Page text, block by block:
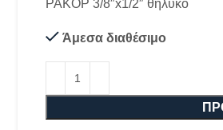
ΡΑΚΟΡ 3/8″x1/2″ θηλυκό
Άμεσα διαθέσιμο